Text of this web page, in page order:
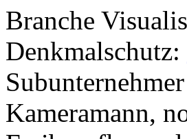
Branche
Denkmalschutz:
Kameramann,